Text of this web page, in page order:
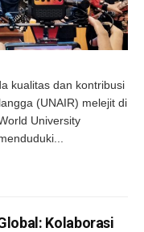
kualitas dan kontribusi
(UNAIR) melejit di
University
Kolaborasi